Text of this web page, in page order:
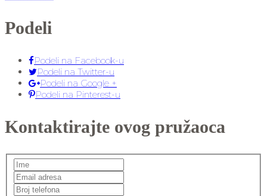
Podeli
Podeli na Facebook-u
Podeli na Twitter-u
Podeli na Google +
Podeli na Pinterest-u
Kontaktirajte ovog pružaoca